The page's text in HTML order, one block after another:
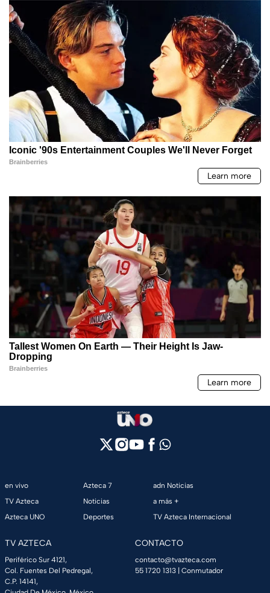
en vivo
TV Azteca
Azteca UNO
Azteca 7
Noticias
Deportes
adn Noticias
a más +
TV Azteca Internacional
TV AZTECA
Periférico Sur 4121,
Col. Fuentes Del Pedregal,
C.P. 14141,
CONTACTO
contacto@tvazteca.com
55 1720 1313 | Conmutador